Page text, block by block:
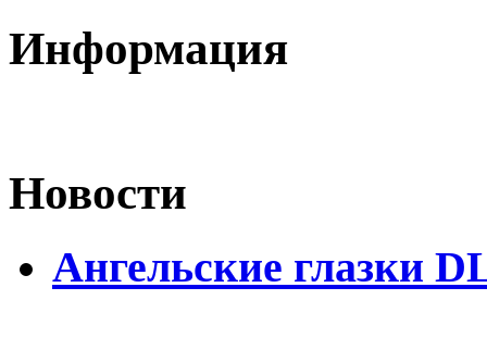
Информация
Новости
Ангельские глазки